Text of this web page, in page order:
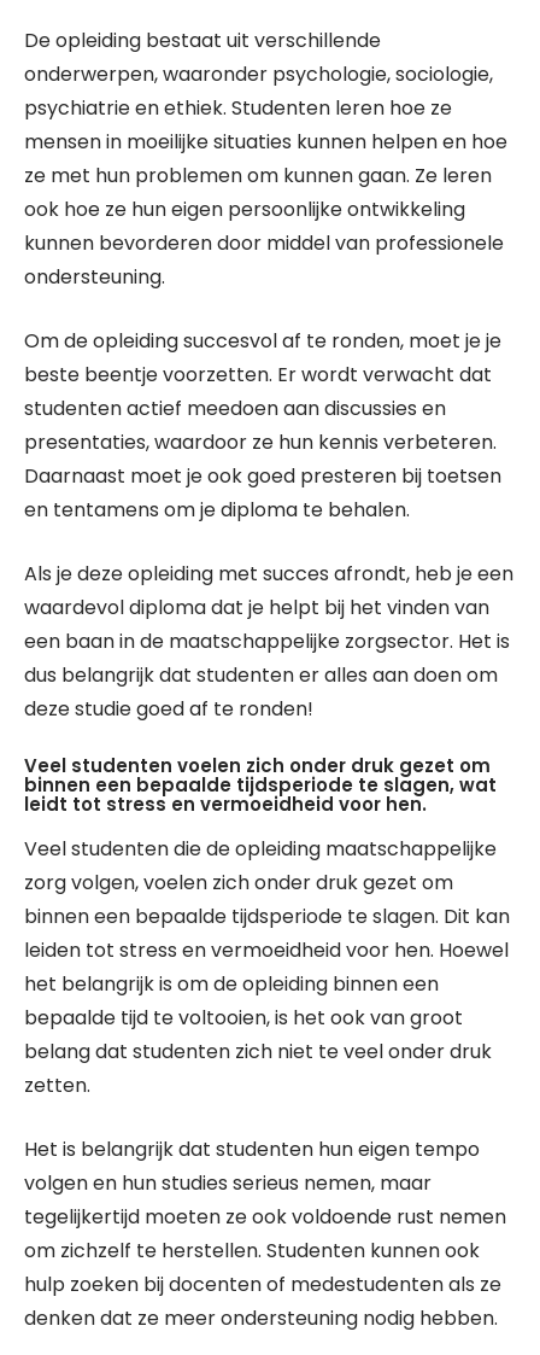
De opleiding bestaat uit verschillende
onderwerpen, waaronder psychologie, sociologie,
psychiatrie en ethiek. Studenten leren hoe ze
mensen in moeilijke situaties kunnen helpen en hoe
ze met hun problemen om kunnen gaan. Ze leren
ook hoe ze hun eigen persoonlijke ontwikkeling
kunnen bevorderen door middel van professionele
ondersteuning.
Om de opleiding succesvol af te ronden, moet je je
beste beentje voorzetten. Er wordt verwacht dat
studenten actief meedoen aan discussies en
presentaties, waardoor ze hun kennis verbeteren.
Daarnaast moet je ook goed presteren bij toetsen
en tentamens om je diploma te behalen.
Als je deze opleiding met succes afrondt, heb je een
waardevol diploma dat je helpt bij het vinden van
een baan in de maatschappelijke zorgsector. Het is
dus belangrijk dat studenten er alles aan doen om
deze studie goed af te ronden!
Veel studenten voelen zich onder druk gezet om
binnen een bepaalde tijdsperiode te slagen, wat
leidt tot stress en vermoeidheid voor hen.
Veel studenten die de opleiding maatschappelijke
zorg volgen, voelen zich onder druk gezet om
binnen een bepaalde tijdsperiode te slagen. Dit kan
leiden tot stress en vermoeidheid voor hen. Hoewel
het belangrijk is om de opleiding binnen een
bepaalde tijd te voltooien, is het ook van groot
belang dat studenten zich niet te veel onder druk
zetten.
Het is belangrijk dat studenten hun eigen tempo
volgen en hun studies serieus nemen, maar
tegelijkertijd moeten ze ook voldoende rust nemen
om zichzelf te herstellen. Studenten kunnen ook
hulp zoeken bij docenten of medestudenten als ze
denken dat ze meer ondersteuning nodig hebben.